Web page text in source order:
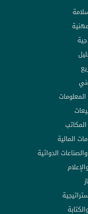
المالية
الدوائية